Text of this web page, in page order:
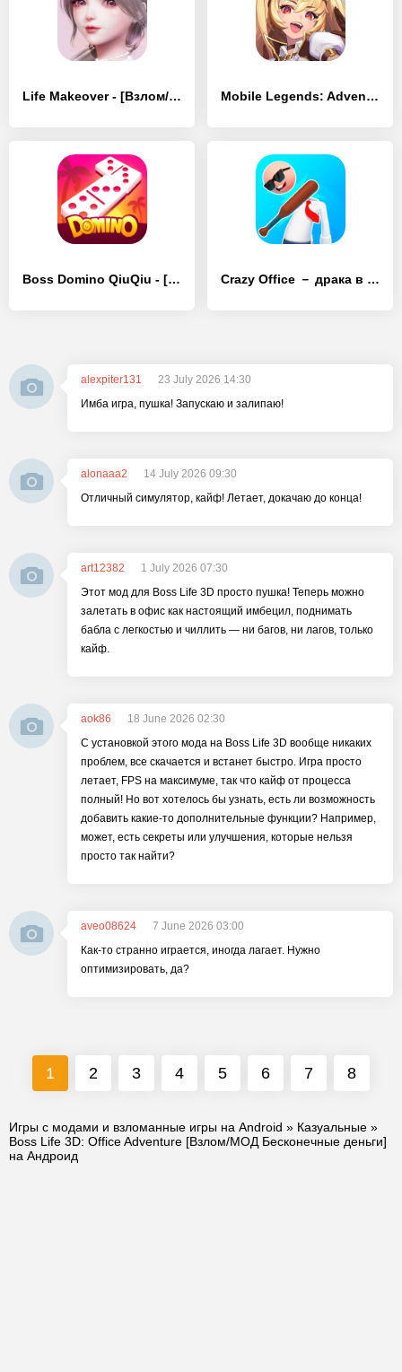
Life Makeover - [Взлом/МОД Все открыто] Mobile Legends: Adventure - [Взлом/МОД Бесконечные деньги]
Boss Domino QiuQiu - [Взлом/МОД Unlocked] Crazy Office － драка в офисе! - [Взлом/МОД Unlocked]
alexpiter131
23 July 2026 14:30
Имба игра, пушка! Запускаю и залипаю!
alonaaa2
14 July 2026 09:30
Отличный симулятор, кайф! Летает, докачаю до конца!
art12382
1 July 2026 07:30
Этот мод для Boss Life 3D просто пушка! Теперь можно
залетать в офис как настоящий имбецил, поднимать
бабла с легкостью и чиллить — ни багов, ни лагов, только
кайф.
aok86
18 June 2026 02:30
С установкой этого мода на Boss Life 3D вообще никаких
проблем, все скачается и встанет быстро. Игра просто
летает, FPS на максимуме, так что кайф от процесса
полный! Но вот хотелось бы узнать, есть ли возможность
добавить какие-то дополнительные функции? Например,
может, есть секреты или улучшения, которые нельзя
просто так найти?
aveo08624
7 June 2026 03:00
Как-то странно играется, иногда лагает. Нужно
оптимизировать, да?
1 2 3 4 5 6 7 8
Игры с модами и взломанные игры на Android » Казуальные »
Boss Life 3D: Office Adventure [Взлом/МОД Бесконечные деньги]
на Андроид